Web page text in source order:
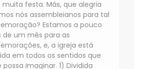
festa. Más, que alegria
nós assembleianos para tal
Estamos a pouco
de um mês para as
e, a igreja está
em todos os sentidos que
possa imaginar. 1) Dividida